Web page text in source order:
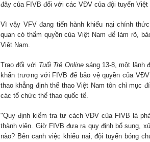
đây của FIVB đối với các VĐV của đội tuyển Việt
Vì vậy VFV đang tiến hành khiếu nại chính
quan có thẩm quyền của Việt Nam để làm rõ,
Việt Nam.
Trao đổi với Tuổi Trẻ Onlinesáng 13-8, một lãnh
khẩn trương với FIVB để bảo vệ quyền của
thao khẳng định thể thao Việt Nam tôn chỉ mục
các tổ chức thể thao quốc tế.
"Quy định kiểm tra tư cách VĐV của FIVB là
thành viên. Giờ FIVB đưa ra quy định bổ sung,
nào? Bên cạnh việc khiếu nại, đội tuyển bóng